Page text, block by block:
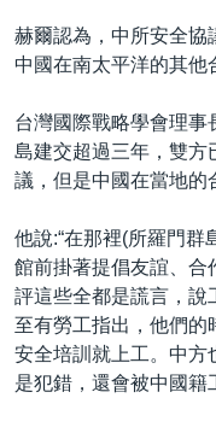
赫爾認為，中所安全協
中國在南太平洋的其他
台灣國際戰略學會理
島建交超過三年，雙方
議，但是中國在當地的
他說:“在那裡(所羅門
館前掛著提倡友誼、合
評這些全都是謊言，說
至有勞工指出，他們的
安全培訓就上工。中方
是犯錯，還會被中國籍